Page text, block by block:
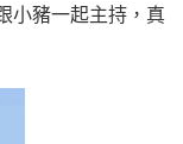
小豬一起主持，真